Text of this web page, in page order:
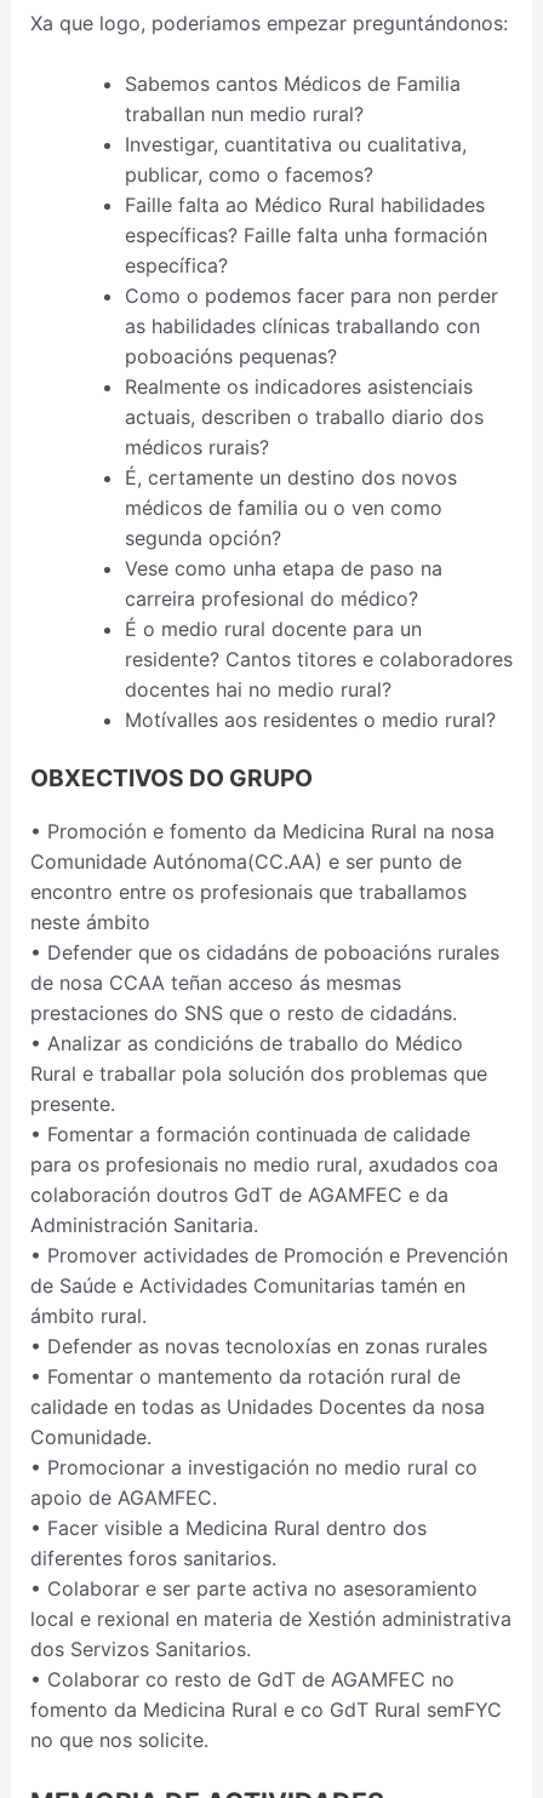
Xa que logo, poderiamos empezar preguntándonos:
Sabemos cantos Médicos de Familia
traballan nun medio rural?
Investigar, cuantitativa ou cualitativa,
publicar, como o facemos?
Faille falta ao Médico Rural habilidades
específicas? Faille falta unha formación
específica?
Como o podemos facer para non perder
as habilidades clínicas traballando con
poboacións pequenas?
Realmente os indicadores asistenciais
actuais, describen o traballo diario dos
médicos rurais?
É, certamente un destino dos novos
médicos de familia ou o ven como
segunda opción?
Vese como unha etapa de paso na
carreira profesional do médico?
É o medio rural docente para un
residente? Cantos titores e colaboradores
docentes hai no medio rural?
Motívalles aos residentes o medio rural?
OBXECTIVOS DO GRUPO
• Promoción e fomento da Medicina Rural na nosa
Comunidade Autónoma(CC.AA) e ser punto de
encontro entre os profesionais que traballamos
neste ámbito
• Defender que os cidadáns de poboacións rurales
de nosa CCAA teñan acceso ás mesmas
prestaciones do SNS que o resto de cidadáns.
• Analizar as condicións de traballo do Médico
Rural e traballar pola solución dos problemas que
presente.
• Fomentar a formación continuada de calidade
para os profesionais no medio rural, axudados coa
colaboración doutros GdT de AGAMFEC e da
Administración Sanitaria.
• Promover actividades de Promoción e Prevención
de Saúde e Actividades Comunitarias tamén en
ámbito rural.
• Defender as novas tecnoloxías en zonas rurales
• Fomentar o mantemento da rotación rural de
calidade en todas as Unidades Docentes da nosa
Comunidade.
• Promocionar a investigación no medio rural co
apoio de AGAMFEC.
• Facer visible a Medicina Rural dentro dos
diferentes foros sanitarios.
• Colaborar e ser parte activa no asesoramiento
local e rexional en materia de Xestión administrativa
dos Servizos Sanitarios.
• Colaborar co resto de GdT de AGAMFEC no
fomento da Medicina Rural e co GdT Rural semFYC
no que nos solicite.